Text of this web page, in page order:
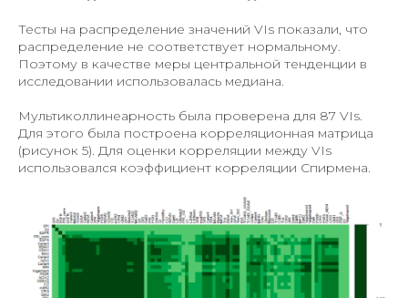
Тесты на распределение значений VIs показали, что
распределение не соответствует нормальному.
Поэтому в качестве меры центральной тенденции в
исследовании использовалась медиана.
Мультиколлинеарность была проверена для 87 VIs.
Для этого была построена корреляционная матрица
(рисунок 5). Для оценки корреляции между VIs
использовался коэффициент корреляции Спирмена.